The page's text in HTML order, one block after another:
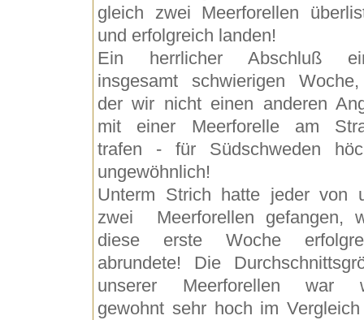
gleich zwei Meerforellen
und erfolgreich landen!
Ein herrlicher Abschluß
insgesamt schwierigen
der wir nicht einen anderen
mit einer Meerforelle am
trafen - für Südschweden
ungewöhnlich!
Unterm Strich hatte jeder von
zwei Meerforellen gefangen,
diese erste Woche
abrundete! Die
unserer Meerforellen war
gewohnt sehr hoch im